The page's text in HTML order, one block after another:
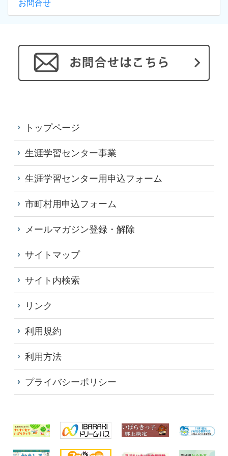
お問合せ
トップページ
生涯学習センター事業
生涯学習センター用申込フォーム
市町村用申込フォーム
メールマガジン登録・解除
サイトマップ
サイト内検索
リンク
利用規約
利用方法
プライバシーポリシー